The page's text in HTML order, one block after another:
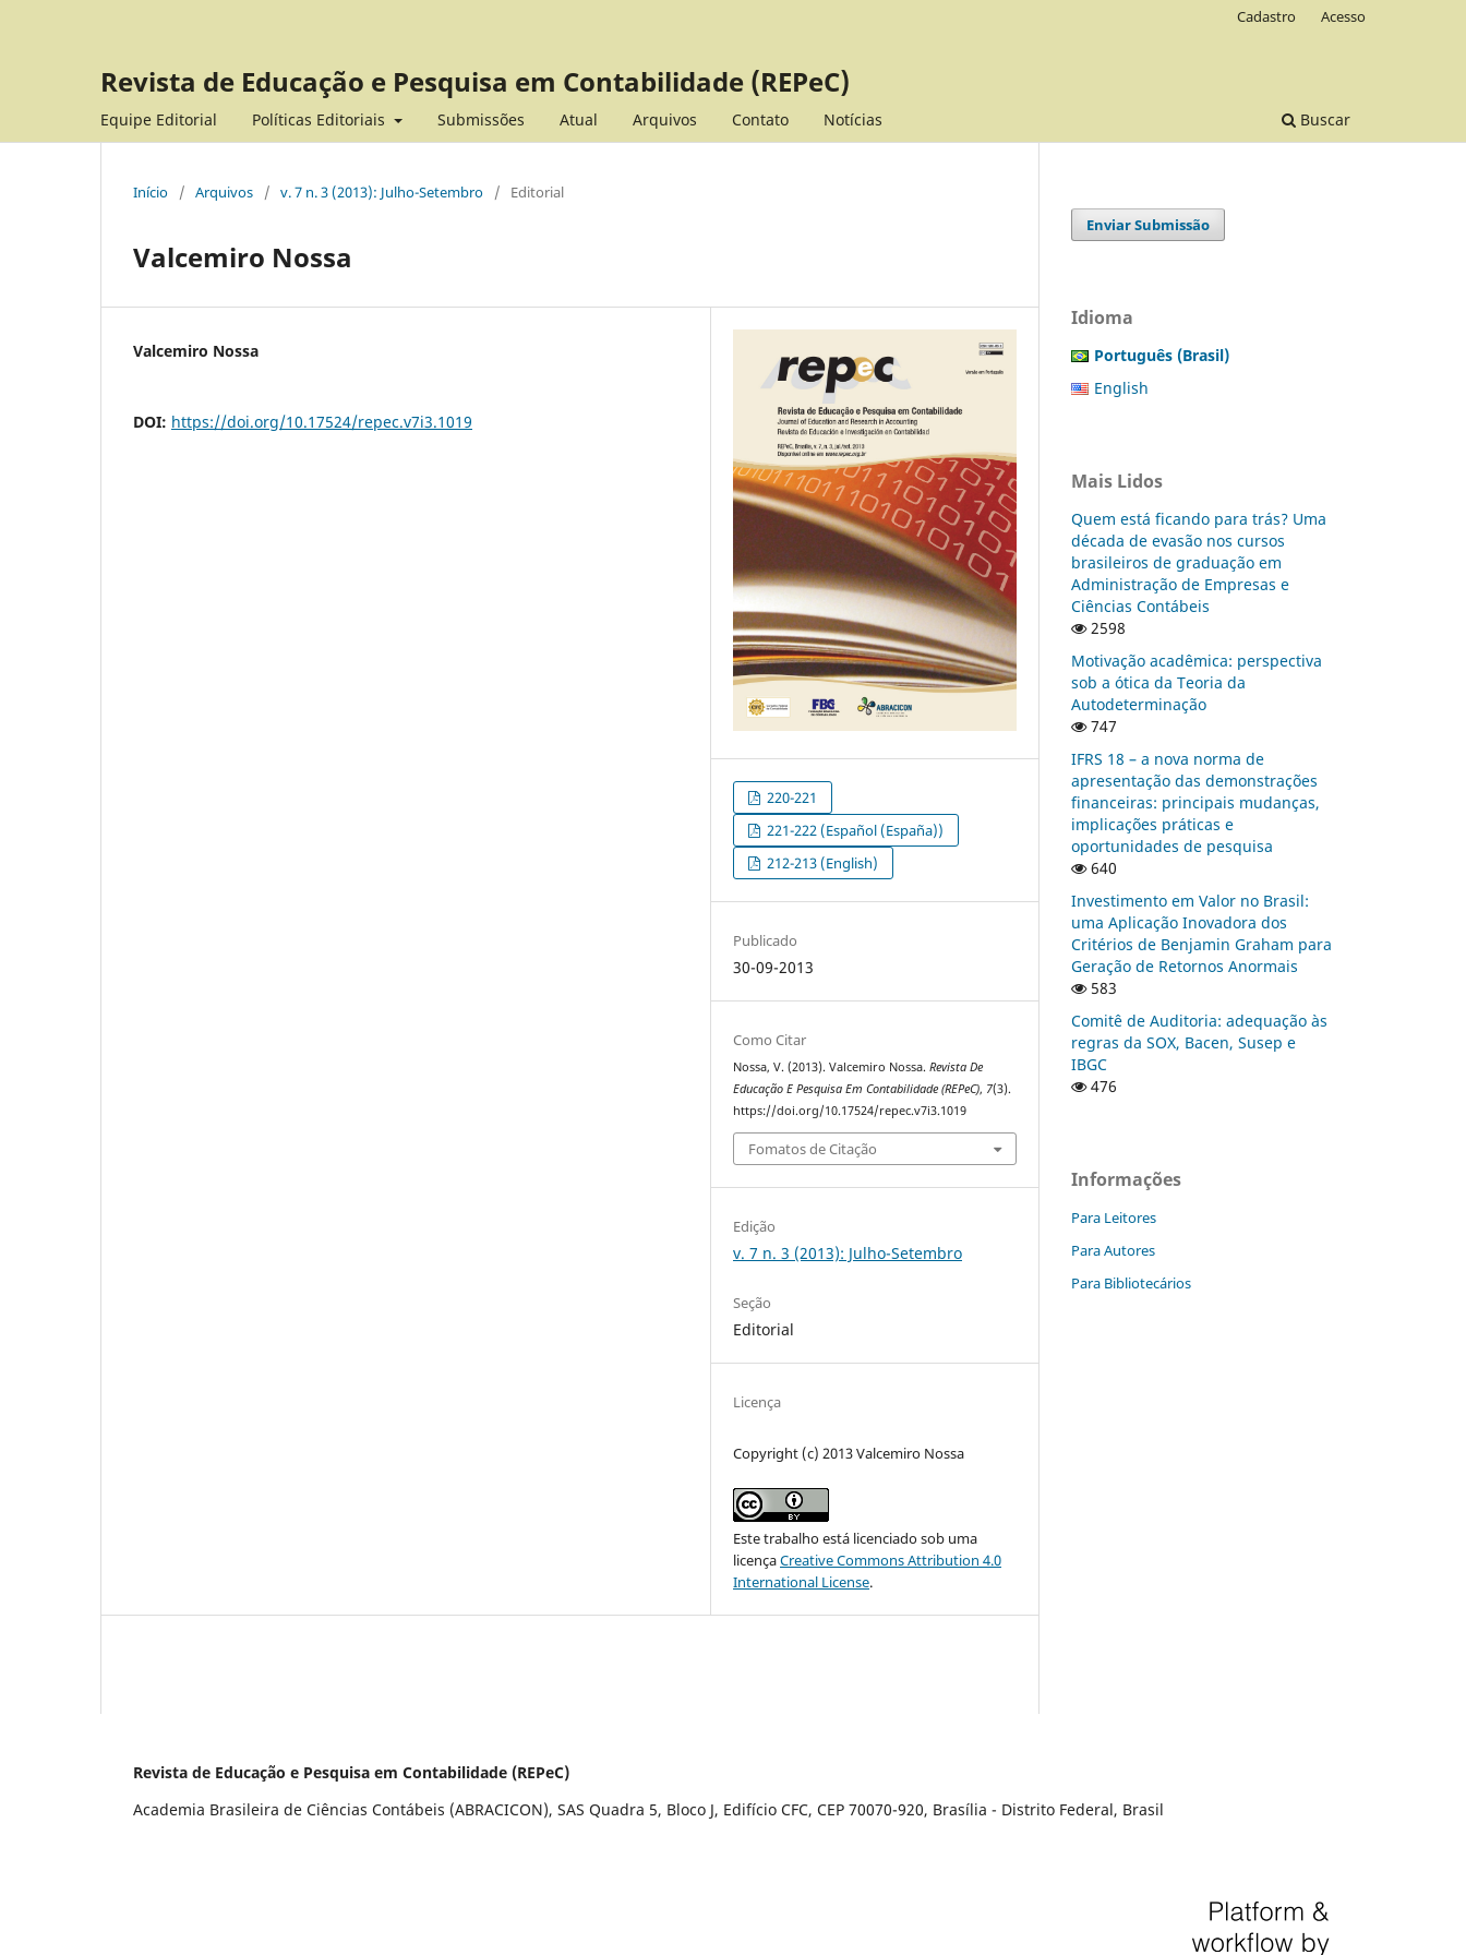
Revista de Educação e Pesquisa em Contabilidade (REPeC)
Equipe Editorial Políticas Editoriais Submissões Atual Arquivos Contato Notícias Buscar
Cadastro Acesso
Início / Arquivos / v. 7 n. 3 (2013): Julho-Setembro / Editorial
Valcemiro Nossa
Valcemiro Nossa
DOI: https://doi.org/10.17524/repec.v7i3.1019
220-221
221-222 (Español (España))
212-213 (English)
Publicado
30-09-2013
Como Citar
Nossa, V. (2013). Valcemiro Nossa.Revista De
Educação E Pesquisa Em Contabilidade (REPeC), 7(3).
https://doi.org/10.17524/repec.v7i3.1019
Fomatos de Citação
Edição
v. 7 n. 3 (2013): Julho-Setembro
Seção
Editorial
Licença
Copyright (c) 2013 Valcemiro Nossa
Este trabalho está licenciado sob uma
licençaCreative Commons Attribution 4.0
International License.
Enviar Submissão
Idioma
Português (Brasil)
English
Mais Lidos
Quem está ficando para trás? Uma
década de evasão nos cursos
brasileiros de graduação em
Administração de Empresas e
Ciências Contábeis
2598
Motivação acadêmica: perspectiva
sob a ótica da Teoria da
Autodeterminação
747
IFRS 18 – a nova norma de
apresentação das demonstrações
financeiras: principais mudanças,
implicações práticas e
oportunidades de pesquisa
640
Investimento em Valor no Brasil:
uma Aplicação Inovadora dos
Critérios de Benjamin Graham para
Geração de Retornos Anormais
583
Comitê de Auditoria: adequação às
regras da SOX, Bacen, Susep e
IBGC
476
Informações
Para Leitores
Para Autores
Para Bibliotecários
Revista de Educação e Pesquisa em Contabilidade (REPeC)
Academia Brasileira de Ciências Contábeis (ABRACICON), SAS Quadra 5, Bloco J, Edifício CFC, CEP 70070-920, Brasília - Distrito Federal, Brasil